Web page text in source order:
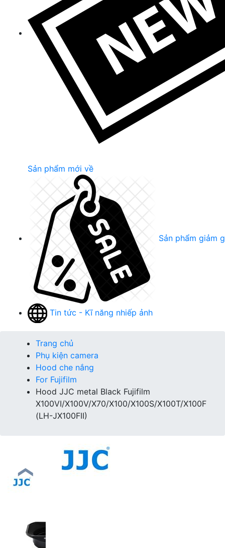
Sản phẩm mới về
Sản phẩm giảm
Tin tức - Kĩ năng nhiếp ảnh
Trang chủ
Phụ kiện camera
Hood che nắng
For Fujifilm
Hood JJC metal Black Fujifilm
X100VI/X100V/X70/X100/X100S/X100T/X100F
(LH-JX100FII)
❮